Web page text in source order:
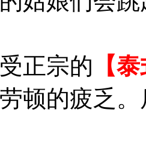
正宗的 【
顿的疲乏